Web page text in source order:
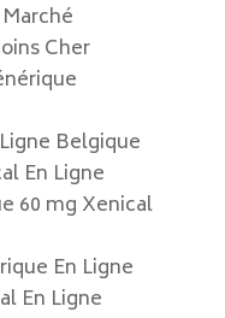
Cher
Belgique
En Ligne
60 mg Xenical
En Ligne
En Ligne